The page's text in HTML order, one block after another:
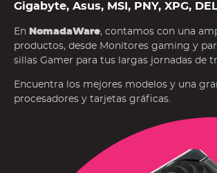
Gigabyte, Asus, MSI, PNY, XPG,
En NomadaWare, contamos con una
productos, desde Monitores gaming y
sillas Gamer para tus largas jornadas de
Encuentra los mejores modelos y una
procesadores y tarjetas gráficas.